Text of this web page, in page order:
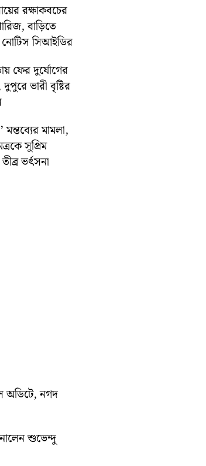
রক্ষাকবচের
বাড়িতে
সিআইডির
ফের দুর্যোগের
ভারী বৃষ্টির
মন্তব্যের মামলা,
সুপ্রিম
ভর্ৎসনা
অডিটে, নগদ
শুভেন্দু